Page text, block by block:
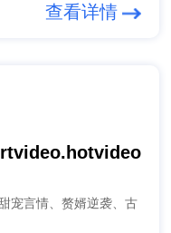
查看详情
宠言情、赘婿逆袭、古